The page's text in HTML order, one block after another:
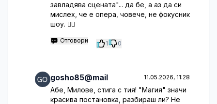
завладява сцената"... да бе, а аз да си
мислех, че е опера, човече, не фокусник
шоу. 🤦‍♀️
Отговори 1 0
gosho85@mail 11.05.2026, 11:28
Абе, Милове, стига с тия! "Магия" значи
красива постановка, разбираш ли? Не